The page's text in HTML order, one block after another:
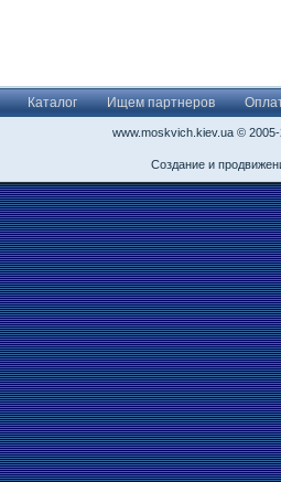
Каталог Ищем партнеров
www.moskvich.kiev.ua ©
Создание и